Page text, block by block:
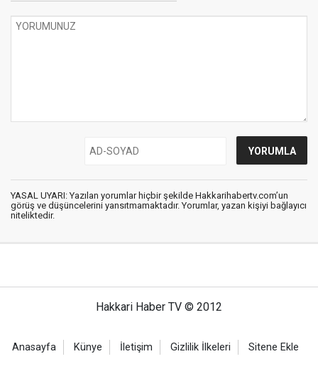
YASAL UYARI: Yazılan yorumlar hiçbir şekilde Hakkarihabertv.com’un
görüş ve düşüncelerini yansıtmamaktadır. Yorumlar, yazan kişiyi bağlayıcı
niteliktedir.
Hakkari Haber TV © 2012
Anasayfa Künye İletişim Gizlilik İlkeleri Sitene Ekle